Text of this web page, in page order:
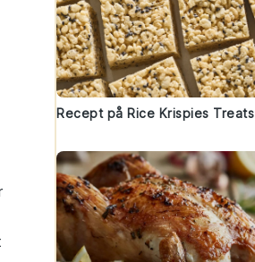
Recept på Rice Krispies Treats